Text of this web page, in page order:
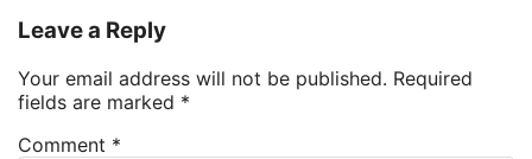
Leave a Reply
Your email address will not be published. Required
fields are marked *
Comment *